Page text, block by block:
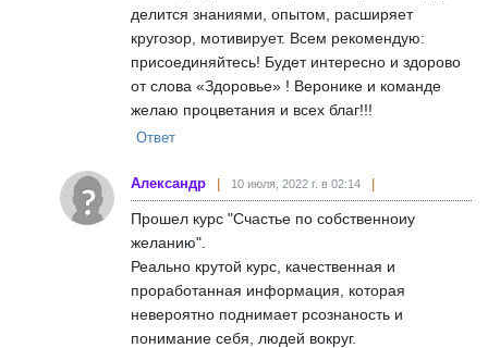
делится знаниями, опытом, расширяет
кругозор, мотивирует. Всем рекомендую:
присоединяйтесь! Будет интересно и здорово
от слова «Здоровье» ! Веронике и команде
желаю процветания и всех благ!!!
Ответ
Александр 10 июля, 2022 г. в 02:14
Прошел курс "Счастье по собственноиу
желанию".
Реально крутой курс, качественная и
проработанная информация, которая
невероятно поднимает рсознаность и
понимание себя, людей вокруг.